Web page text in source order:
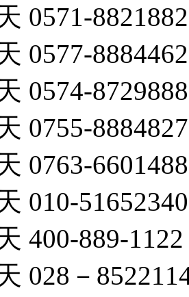
0571-
0577-
0574-
0755-
0763-6601488
010-51652340
400-889-1122
028－